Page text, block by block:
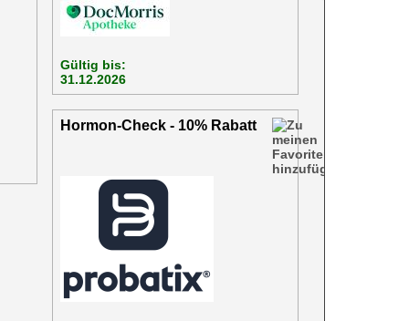
Gültig bis:
31.12.2026
Hormon-Check - 10% Rabatt